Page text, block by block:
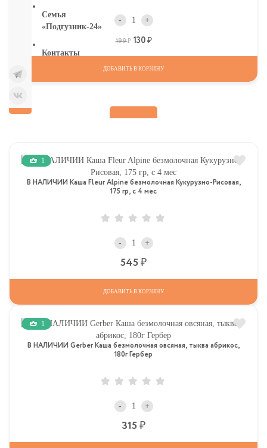
Семья
«Подгузник-24»
Контакты
- +
199Р 130 Р
ДОБАВИТЬ В КОРЗИНУ
1
В НАЛИЧИИ Каша Fleur Alpine безмолочная Кукурузно-Рисовая,
175 гр, с 4 мес
- +
545
ДОБАВИТЬ В КОРЗИНУ
1
В НАЛИЧИИ Gerber Каша безмолочная овсяная, тыква абрикос,
180г Гербер
- +
315